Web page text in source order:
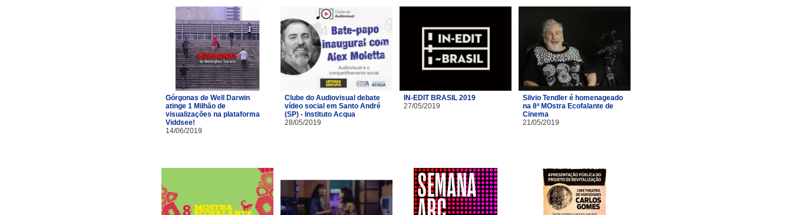
Górgonas de Well Darwin
atinge 1 Milhão de
visualizações na plataforma
Viddsee!
14/06/2019
Clube do Audiovisual debate
vídeo social em Santo André
(SP) - Instituto Acqua
28/05/2019
IN-EDIT BRASIL 2019
27/05/2019
Silvio Tendler é homenageado
na 8ª MOstra Ecofalante de
Cinema
21/05/2019